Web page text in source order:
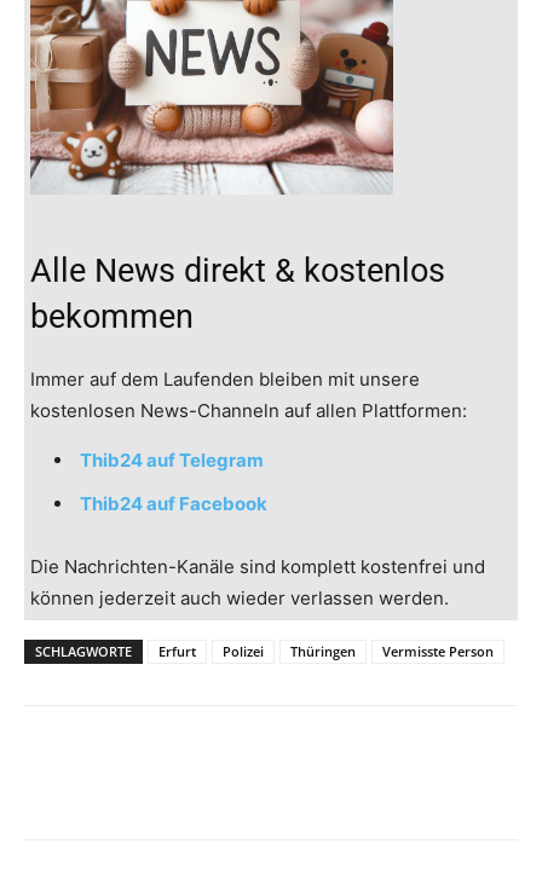
Alle News direkt & kostenlos
bekommen
Immer auf dem Laufenden bleiben mit unsere
kostenlosen News-Channeln auf allen Plattformen:
Thib24 auf Telegram
Thib24 auf Facebook
Die Nachrichten-Kanäle sind komplett kostenfrei und
können jederzeit auch wieder verlassen werden.
SCHLAGWORTE Erfurt Polizei Thüringen Vermisste Person